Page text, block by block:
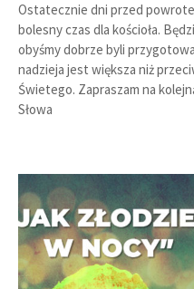
Ostatecznie dni przed
bolesny czas dla kościoła.
obyśmy dobrze byli
nadzieja jest większa niż
Świetego. Zapraszam na
Słowa